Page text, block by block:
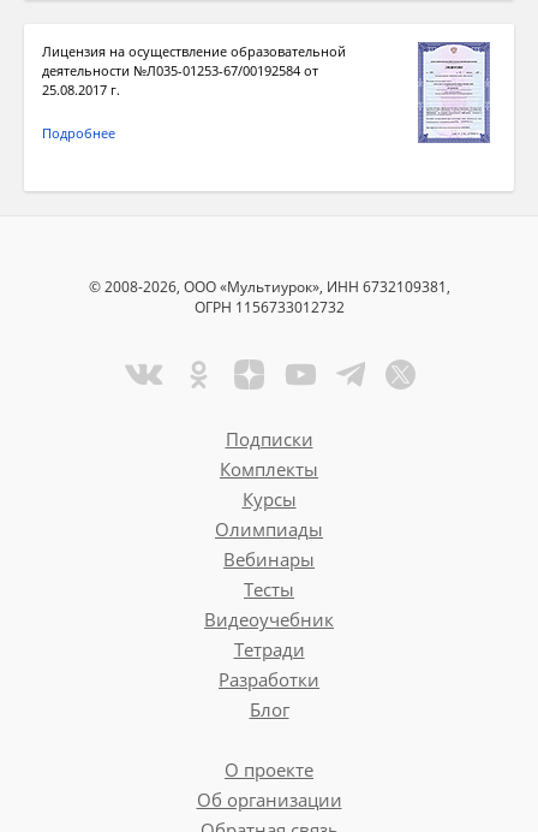
Лицензия на осуществление образовательной
деятельности №Л035-01253-67/00192584 от
25.08.2017 г.
Подробнее
© 2008-2026, ООО «Мультиурок», ИНН 6732109381,
ОГРН 1156733012732
Подписки
Комплекты
Курсы
Олимпиады
Вебинары
Тесты
Видеоучебник
Тетради
Разработки
Блог
О проекте
Об организации